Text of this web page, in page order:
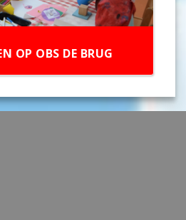
OP OBS DE BRUG